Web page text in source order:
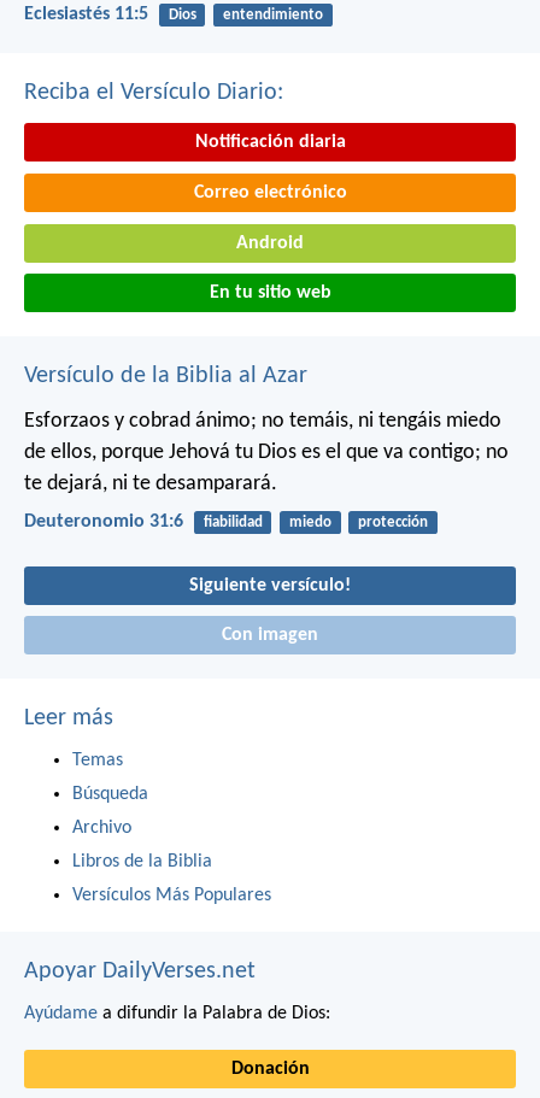
Eclesiastés 11:5 Dios entendimiento
Reciba el Versículo Diario:
Notificación diaria
Correo electrónico
Android
En tu sitio web
Versículo de la Biblia al Azar
Esforzaos y cobrad ánimo; no temáis, ni tengáis miedo
de ellos, porque Jehová tu Dios es el que va contigo; no
te dejará, ni te desamparará.
Deuteronomio 31:6 fiabilidad miedo protección
Siguiente versículo!
Con imagen
Leer más
Temas
Búsqueda
Archivo
Libros de la Biblia
Versículos Más Populares
Apoyar DailyVerses.net
Ayúdame a difundir la Palabra de Dios:
Donación